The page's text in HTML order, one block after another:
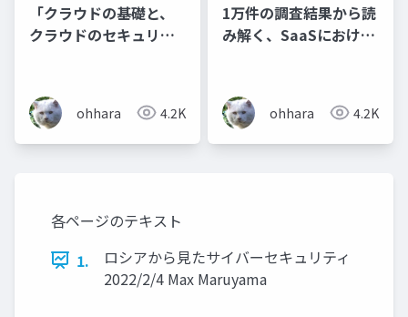
「クラウドの基礎と、
クラウドのセキュリテ
ohhara 4.2K
1万件の調査結果から読
み解く、SaaSにおける
ohhara 4.2K
各ページのテキスト
1.
ロシアから見たサイバーセキュリティ
2022/2/4 Max Maruyama